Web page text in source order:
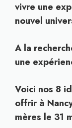
vivre une
nouvel
A la
une
Voici nos 8
offrir à
mères le 31